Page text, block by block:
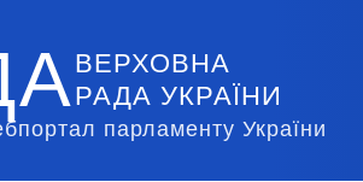
ВЕРХОВНА
РАДА УКРАЇНИ
парламенту України